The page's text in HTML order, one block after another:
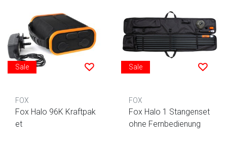
Sale
FOX
Fox Halo 96K Kraftpak
et
Sale
FOX
Fox Halo 1 Stangenset
ohne Fernbedienung